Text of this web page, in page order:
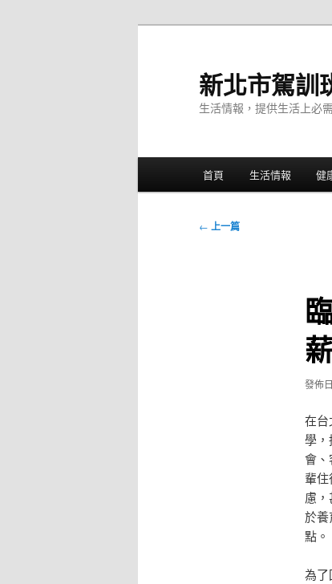
新北市駕訓
生活情報，提供生活上必
首頁 生活情報 健
文
← 上一篇
發佈
在台
學，
會、
輩
慮
於養
點。
為了